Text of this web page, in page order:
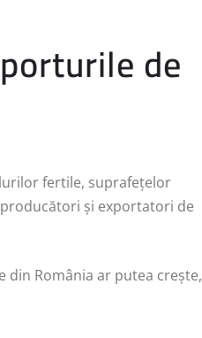
de
fertile, suprafețelor
și exportatori de
din România ar putea crește,